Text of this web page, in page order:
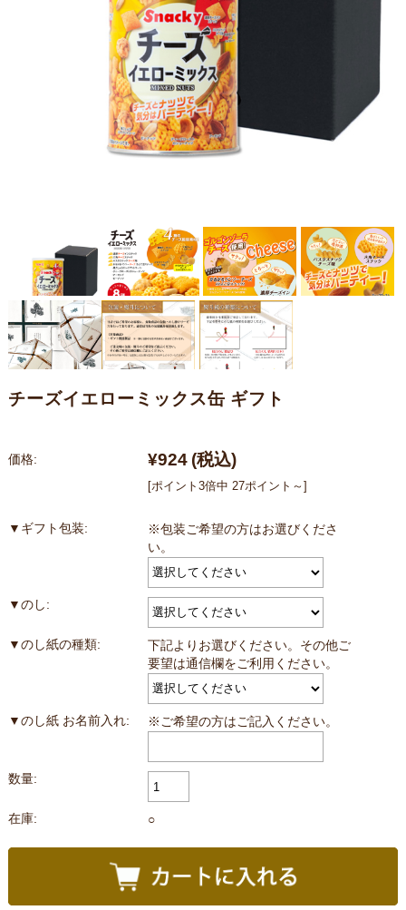
チーズイエローミックス缶 ギフト
価格: ¥924 (税込)
[ポイント3倍中 27ポイント～]
▼ギフト包装:
※包装ご希望の方はお選びくださ
い。
▼のし:
▼のし紙の種類:
下記よりお選びください。その他ご
要望は通信欄をご利用ください。
▼のし紙 お名前入れ: ※ご希望の方はご記入ください。
数量:
在庫: ○